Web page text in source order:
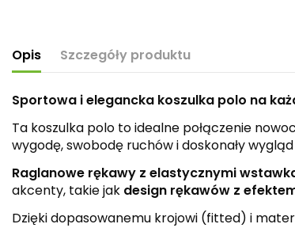
Opis Szczegóły produktu
Sportowa i elegancka koszulka polo na
Ta koszulka polo to idealne połączenie
wygodę, swobodę ruchów i doskonały
Raglanowe rękawy z elastycznymi
akcenty, takie jak design rękawów z
Dzięki dopasowanemu krojowi (fitted) i